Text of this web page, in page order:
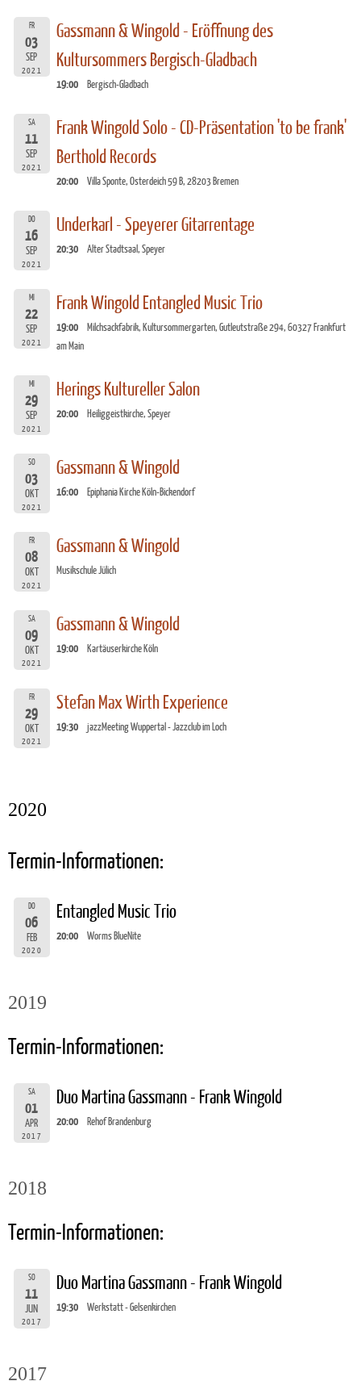
FR
03
SEP
2021
Gassmann & Wingold - Eröffnung des
Kultursommers Bergisch-Gladbach
19:00 Bergisch-Gladbach
SA
11
SEP
2021
Frank Wingold Solo - CD-Präsentation 'to be frank'
Berthold Records
20:00 Villa Sponte, Osterdeich 59 B, 28203 Bremen
DO
16
SEP
2021
Underkarl - Speyerer Gitarrentage
20:30 Alter Stadtsaal, Speyer
MI
22
SEP
2021
Frank Wingold Entangled Music Trio
19:00
Milchsackfabrik, Kultursommergarten, Gutleutstraße 294, 60327 Frankfurt
am Main
MI
29
SEP
2021
Herings Kultureller Salon
20:00 Heiliggeistkirche, Speyer
SO
03
OKT
2021
Gassmann & Wingold
16:00 Epiphania Kirche Köln-Bickendorf
FR
08
OKT
2021
Gassmann & Wingold
Musikschule Jülich
SA
09
OKT
2021
Gassmann & Wingold
19:00 Kartäuserkirche Köln
FR
29
OKT
2021
Stefan Max Wirth Experience
19:30 jazzMeeting Wuppertal - Jazzclub im Loch
2020
Termin-Informationen:
DO
06
FEB
2020
Entangled Music Trio
20:00 Worms BlueNite
2019
Termin-Informationen:
SA
01
APR
2017
Duo Martina Gassmann - Frank Wingold
20:00 Rehof Brandenburg
2018
Termin-Informationen:
SO
11
JUN
2017
Duo Martina Gassmann - Frank Wingold
19:30 Werkstatt - Gelsenkirchen
2017